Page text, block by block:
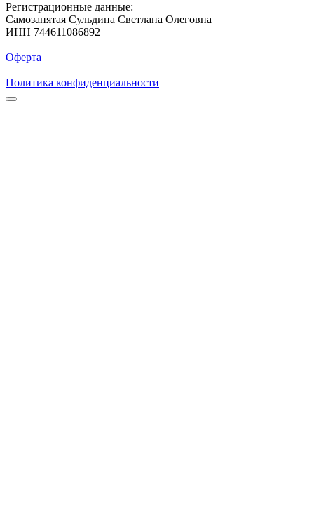
Регистрационные данные:
Самозанятая Сульдина Светлана Олеговна
ИНН 744611086892
Оферта
Политика конфиденциальности